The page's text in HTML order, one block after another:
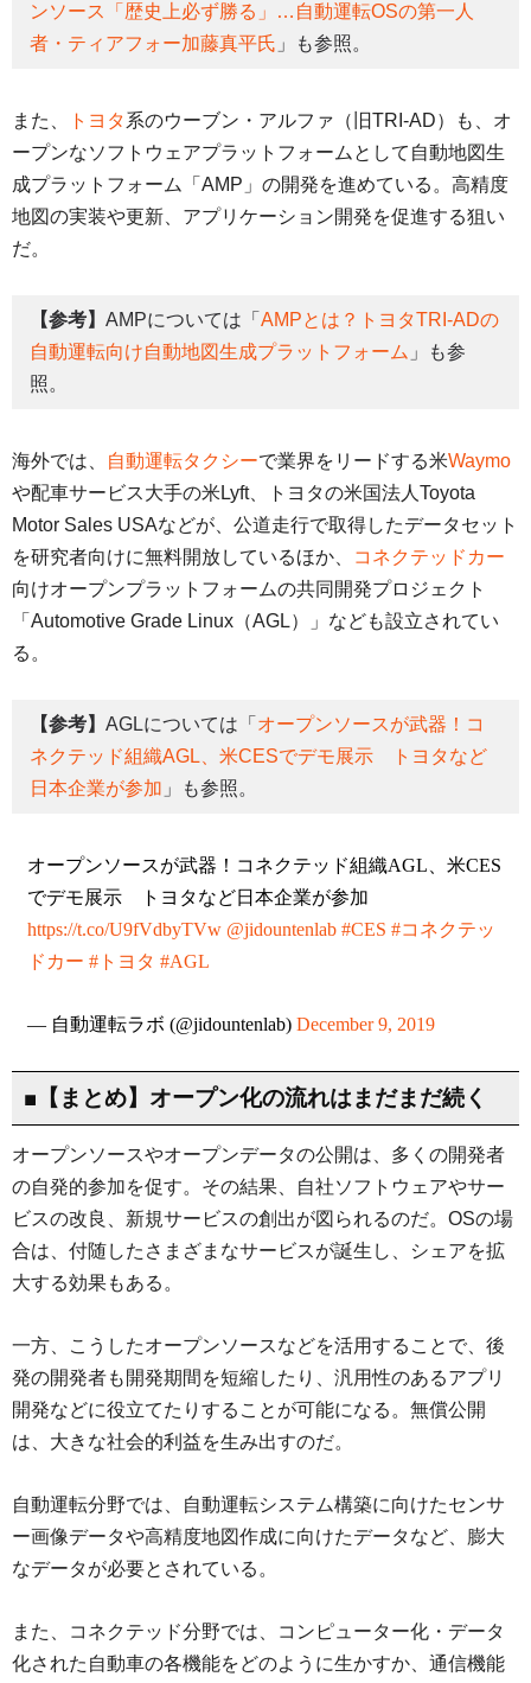
ンソース「歴史上必ず勝る」…自動運転OSの第一人
者・ティアフォー加藤真平氏 」も参照。
また、 トヨタ系のウーブン・アルファ（旧TRI-AD）も、オ
ープンなソフトウェアプラットフォームとして自動地図生
成プラットフォーム「AMP」の開発を進めている。高精度
地図の実装や更新、アプリケーション開発を促進する狙い
だ。
【参考】 AMPについては「 AMPとは？トヨタTRI-ADの
自動運転向け自動地図生成プラットフォーム 」も参
照。
海外では、 自動運転タクシーで業界をリードする米Waymo
や配車サービス大手の米Lyft、トヨタの米国法人Toyota
Motor Sales USAなどが、公道走行で取得したデータセット
を研究者向けに無料開放しているほか、
コネクテッドカー
向けオープンプラットフォームの共同開発プロジェクト
「Automotive Grade Linux（AGL）」なども設立されてい
る。
【参考】 AGLについては「 オープンソースが武器！コ
ネクテッド組織AGL、米CESでデモ展示 トヨタなど
日本企業が参加 」も参照。
オープンソースが武器！コネクテッド組織AGL、米CES
でデモ展示 トヨタなど日本企業が参加
https://t.co/U9fVdbyTVw @jidountenlab #CES #コネクテッ
ドカー #トヨタ #AGL
— 自動運転ラボ (@jidountenlab) December 9, 2019
■【まとめ】オープン化の流れはまだまだ続く
オープンソースやオープンデータの公開は、多くの開発者
の自発的参加を促す。その結果、自社ソフトウェアやサー
ビスの改良、新規サービスの創出が図られるのだ。OSの場
合は、付随したさまざまなサービスが誕生し、シェアを拡
大する効果もある。
一方、こうしたオープンソースなどを活用することで、後
発の開発者も開発期間を短縮したり、汎用性のあるアプリ
開発などに役立てたりすることが可能になる。無償公開
は、大きな社会的利益を生み出すのだ。
自動運転分野では、自動運転システム構築に向けたセンサ
ー画像データや高精度地図作成に向けたデータなど、膨大
なデータが必要とされている。
また、コネクテッド分野では、コンピューター化・データ
化された自動車の各機能をどのように生かすか、通信機能